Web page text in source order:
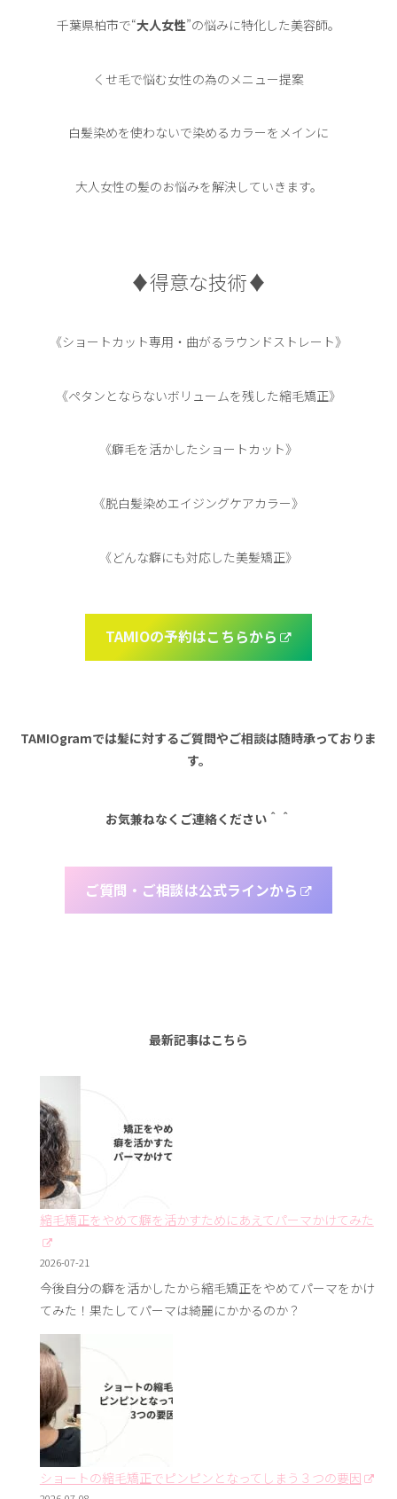
千葉県柏市で“大人女性”の悩みに特化した美容師。
くせ毛で悩む女性の為のメニュー提案
白髪染めを使わないで染めるカラーをメインに
大人女性の髪のお悩みを解決していきます。
♦︎得意な技術♦︎
《ショートカット専用・曲がるラウンドストレート》
《ペタンとならないボリュームを残した縮毛矯正》
《癖毛を活かしたショートカット》
《脱白髪染めエイジングケアカラー》
《どんな癖にも対応した美髪矯正》
TAMIOの予約はこちらから
TAMIOgramでは髪に対するご質問やご相談は随時承っておりま
す。
お気兼ねなくご連絡ください＾＾
ご質問・ご相談は公式ラインから
最新記事はこちら
縮毛矯正をやめて癖を活かすためにあえてパーマかけてみた
2026-07-21
今後自分の癖を活かしたから縮毛矯正をやめてパーマをかけ
てみた！果たしてパーマは綺麗にかかるのか？
ショートの縮毛矯正でピンピンとなってしまう３つの要因